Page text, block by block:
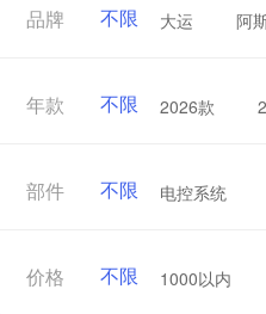
品牌 不限 大运 阿
年款 不限 2026款
部件 不限 电控系统
价格 不限 1000以内